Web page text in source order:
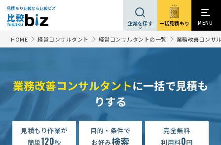
見積もり比較なら比較ビズ
企業を探す 一括見積もり MENU
HOME 経営コンサルタント 経営コンサルタントの一覧 業務改善コンサ
業務改善コンサルタントに一括で見積も
りする
見積もり作業が
簡単120秒
目的・条件で
お好み検索
完全無料
利用料0円
【サービス業】業務改善コンサルティングの相談・提案依頼
業務改善コンサルティングの相談・提案依頼 予算上限なし